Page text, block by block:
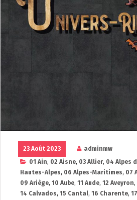
23 Août 2023
adminmw
01 Ain, 02 Aisne, 03 Allier, 04 Alpes
Hautes-Alpes, 06 Alpes-Maritimes, 07
09 Ariège, 10 Aube, 11 Aude, 12 Aveyron,
14 Calvados, 15 Cantal, 16 Charente,